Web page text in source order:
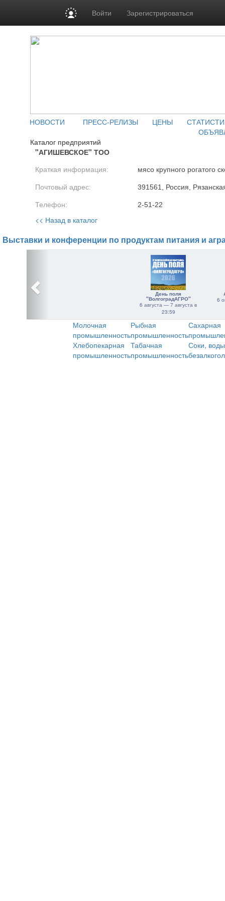
Войти Зарегистрироваться
НОВОСТИ ПРЕСС-РЕЛИЗЫ ЦЕНЫ
Каталог предприятий
"АГИШЕВСКОЕ" ТОО
Краткая информация: мясо крупного рогатого
Почтовый адрес: 391561, Россия,
Телефон: 2-51-22
<< Назад в каталог
Выставки и конференции по продуктам питания и
День поля
"ВолгоградАГРО"
6 августа — 7 августа в
23:59
6
Молочная
промышленность
Рыбная
промышленность
Сахарная
Хлебопекарная
промышленность
Табачная
промышленность
Соки,